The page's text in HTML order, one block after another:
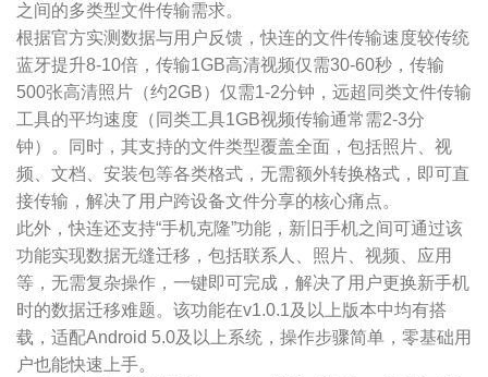
之间的多类型文件传输需求。
根据官方实测数据与用户反馈，快连的文件传输速度较传统
蓝牙提升8-10倍，传输1GB高清视频仅需30-60秒，传输
500张高清照片（约2GB）仅需1-2分钟，远超同类文件传输
工具的平均速度（同类工具1GB视频传输通常需2-3分
钟）。同时，其支持的文件类型覆盖全面，包括照片、视
频、文档、安装包等各类格式，无需额外转换格式，即可直
接传输，解决了用户跨设备文件分享的核心痛点。
此外，快连还支持“手机克隆”功能，新旧手机之间可通过该
功能实现数据无缝迁移，包括联系人、照片、视频、应用
等，无需复杂操作，一键即可完成，解决了用户更换新手机
时的数据迁移难题。该功能在v1.0.1及以上版本中均有搭
载，适配Android 5.0及以上系统，操作步骤简单，零基础用
户也能快速上手。